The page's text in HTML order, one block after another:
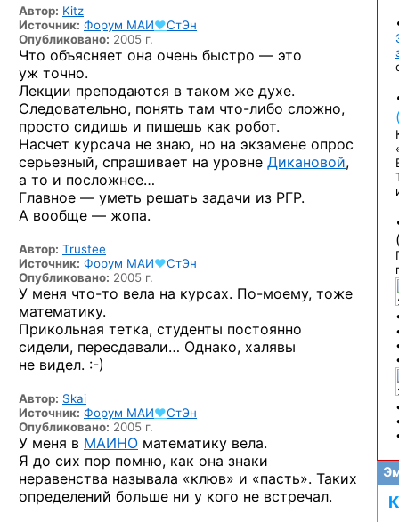
Автор: Kitz
Источник: Форум МАИ♥СтЭн
Опубликовано: 2005 г.
Что объясняет она очень быстро — это
уж точно.
Лекции преподаются в таком же духе.
Следовательно, понять там что-либо сложно,
просто сидишь и пишешь как робот.
Насчет курсача не знаю, но на экзамене опрос
серьезный, спрашивает на уровне Дикановой,
а то и посложнее…
Главное — уметь решать задачи из РГР.
А вообще — жопа.
Автор: Trustee
Источник: Форум МАИ♥СтЭн
Опубликовано: 2005 г.
У меня что-то вела на курсах. По-моему, тоже
математику.
Прикольная тетка, студенты постоянно
сидели, пересдавали… Однако, халявы
не видел. :-)
Автор: Skai
Источник: Форум МАИ♥СтЭн
Опубликовано: 2005 г.
У меня в МАИНО математику вела.
Я до сих пор помню, как она знаки
неравенства называла «клюв» и «пасть». Таких
определений больше ни у кого не встречал.